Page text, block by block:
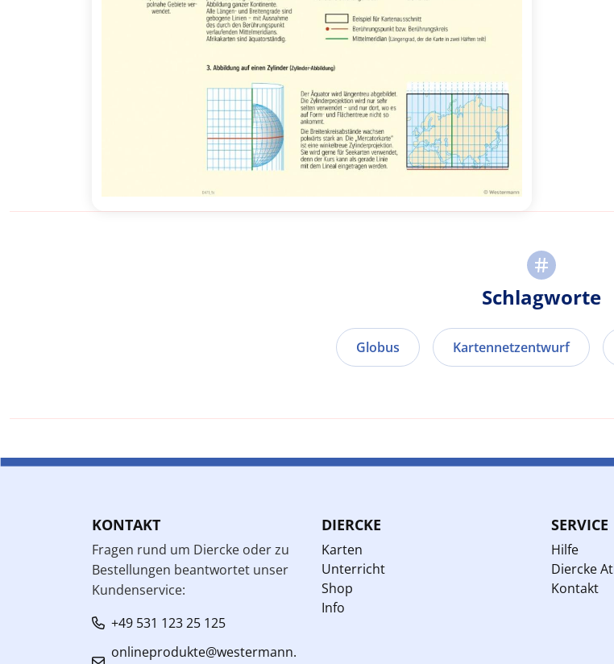
Schlagworte
Globus Kartennetzentwurf
KONTAKT
Fragen rund um Diercke oder zu
Bestellungen beantwortet unser
Kundenservice:
+49 531 123 25 125
onlineprodukte@westermann.
DIERCKE
Karten
Unterricht
Shop
Info
SERVICE
Hilfe
Diercke
Kontakt